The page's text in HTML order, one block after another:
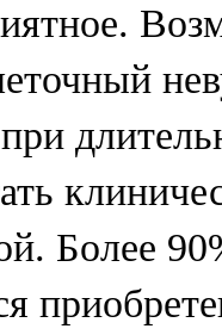
Более